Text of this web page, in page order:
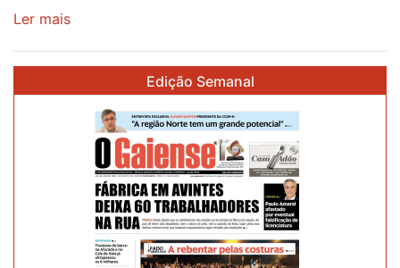
Ler mais
continua
Camisola
Amarela
Edição Semanal